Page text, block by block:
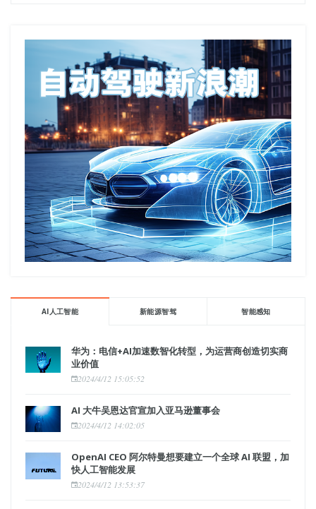
AI人工智能 新能源智驾 智能感知
华为：电信+AI加速数智化转型，为运营商创造切实商
业价值
2024/4/12 15:05:52
AI 大牛吴恩达官宣加入亚马逊董事会
2024/4/12 14:02:05
OpenAI CEO 阿尔特曼想要建立一个全球 AI 联盟，加
快人工智能发展
2024/4/12 13:53:37